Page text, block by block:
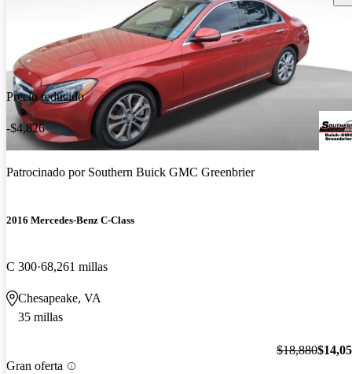
Precio reducido
-$4,826
Patrocinado por Southern Buick GMC Greenbrier
2016 Mercedes-Benz C-Class
C 300 68,261 millas
Chesapeake, VA
35 millas
Gran oferta
$18,880